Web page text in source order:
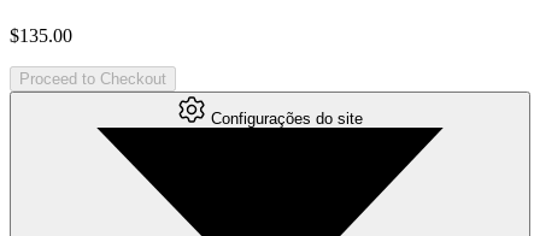
$135.00
Proceed to Checkout
Configurações do site